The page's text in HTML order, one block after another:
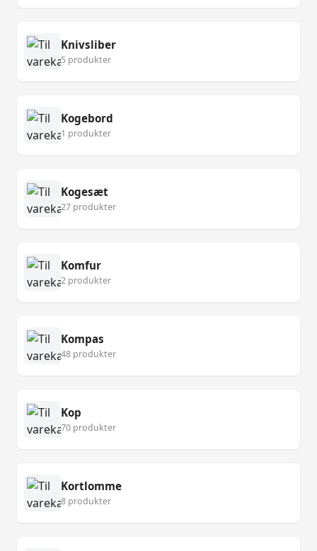
Knivsliber
5 produkter
Kogebord
1 produkter
Kogesæt
27 produkter
Komfur
2 produkter
Kompas
48 produkter
Kop
70 produkter
Kortlomme
8 produkter